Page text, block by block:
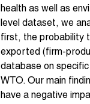
health as well as
level dataset, we
first, the probability
exported (firm-
database on
WTO. Our main
have a negative